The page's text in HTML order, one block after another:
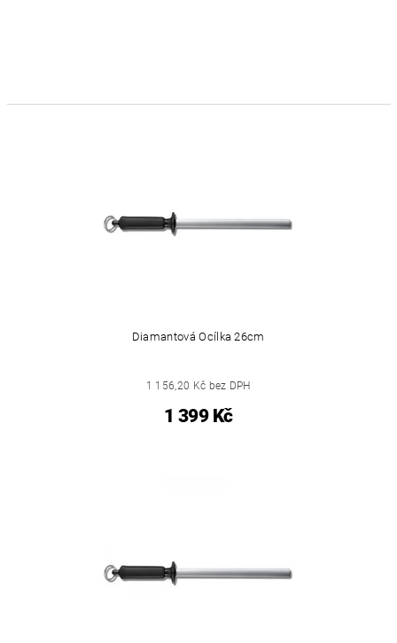
Diamantová Ocílka 26cm
1 156,20 Kč bez DPH
1 399 Kč